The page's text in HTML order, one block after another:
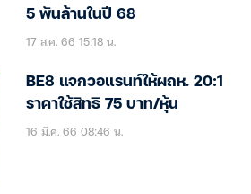
5 พันล้านในปี 68
17 ส.ค. 66 15:18 น.
BE8 แจกวอแรนท์ให้ผถห. 20:1
ราคาใช้สิทธิ 75 บาท/หุ้น
16 มี.ค. 66 08:46 น.